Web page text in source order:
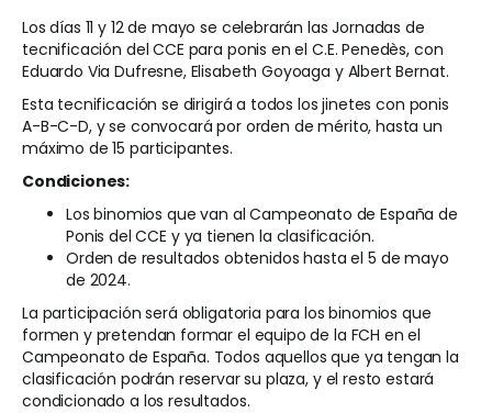
Los días 11 y 12 de mayo se celebrarán las Jornadas de
tecnificación del CCE para ponis en el C.E. Penedès, con
Eduardo Via Dufresne, Elisabeth Goyoaga y Albert Bernat.
Esta tecnificación se dirigirá a todos los jinetes con ponis
A-B-C-D, y se convocará por orden de mérito, hasta un
máximo de 15 participantes.
Condiciones:
Los binomios que van al Campeonato de España de
Ponis del CCE y ya tienen la clasificación.
Orden de resultados obtenidos hasta el 5 de mayo
de 2024.
La participación será obligatoria para los binomios que
formen y pretendan formar el equipo de la FCH en el
Campeonato de España. Todos aquellos que ya tengan la
clasificación podrán reservar su plaza, y el resto estará
condicionado a los resultados.